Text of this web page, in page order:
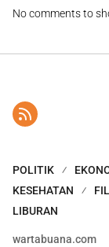
No comments to
POLITIK
KESEHATAN
LIBURAN
wartabuana.com